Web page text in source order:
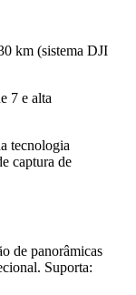
km (sistema DJI
7 e alta
tecnologia
captura de
de panorâmicas
Suporta: